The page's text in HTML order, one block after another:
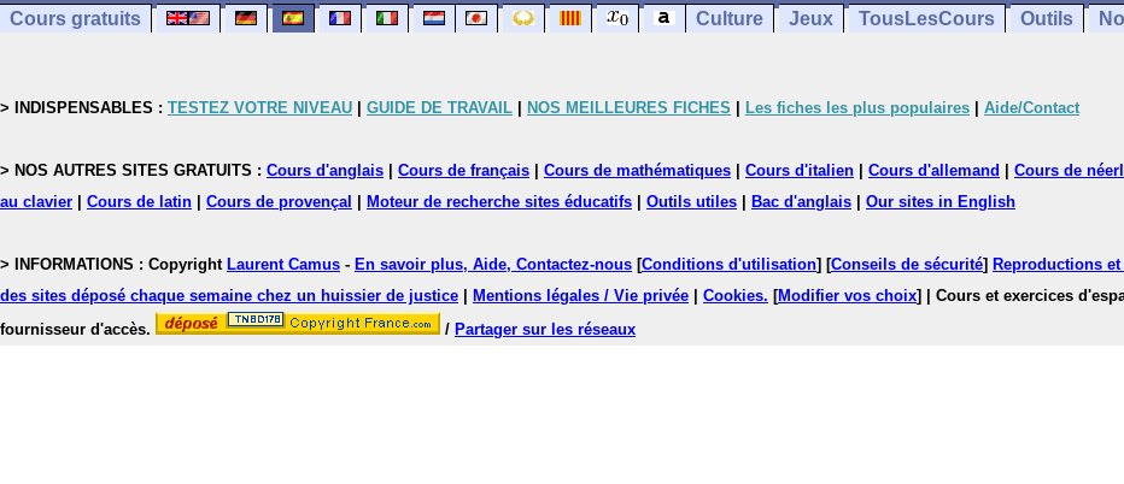
Cours gratuits Culture Jeux TousLesCours Outils
> INDISPENSABLES : TESTEZ VOTRE NIVEAU GUIDE DE TRAVAIL NOS MEILLEURES FICHES Les fiches les plus populaires Aide/Contact
> NOS AUTRES SITES GRATUITS : Cours d'anglais Cours de français Cours de mathématiques Cours d'italien Cours d'allemand Cours de
au clavier
Cours de latin Cours de provençal Moteur de recherche sites éducatifs Outils utiles Bac d'anglais Our sites in English
> INFORMATIONS : Copyright Laurent Camus - En savoir plus, Aide, Contactez-nous [Conditions d'utilisation] [Conseils de sécurité] Reproductions
des sites déposé chaque semaine chez un huissier de justice
Mentions légales / Vie privée Cookies. [Modifier vos choix]
| Cours et exercices
fournisseur d'accès.
/ Partager sur les réseaux